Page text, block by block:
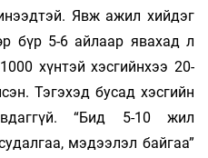
Явж ажил хийдэг
бүр 5-6 айлаар явахад л
хүнтэй хэсгийнхээ 20-
Тэгэхэд бусад хэсгийн
“Бид 5-10 жил
мэдээлэл байгаа”